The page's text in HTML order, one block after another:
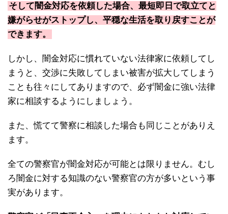
そして闇金対応を依頼した場合、最短即日で取立てと
嫌がらせがストップし、平穏な生活を取り戻すことが
できます。
しかし、闇金対応に慣れていない法律家に依頼してし
まうと、交渉に失敗してしまい被害が拡大してしまう
ことも往々にしてありますので、必ず闇金に強い法律
家に相談するようにしましょう。
また、慌てて警察に相談した場合も同じことがありえ
ます。
全ての警察官が闇金対応が可能とは限りません。むし
ろ闇金に対する知識のない警察官の方が多いという事
実があります。